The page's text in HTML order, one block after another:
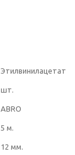
Этилвинилацетат
шт.
ABRO
5 м.
12 мм.